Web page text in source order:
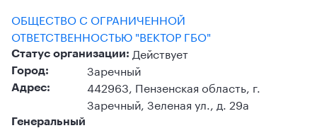
ОБЩЕСТВО С ОГРАНИЧЕННОЙ
ОТВЕТСТВЕННОСТЬЮ "ВЕКТОР ГБО"
Статус организации: Действует
Город: Заречный
Адрес:
442963, Пензенская область, г.
Заречный, Зеленая ул., д. 29а
Генеральный